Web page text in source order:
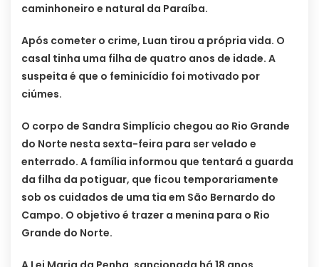
caminhoneiro e natural da Paraíba.
Após cometer o crime, Luan tirou a própria vida. O
casal tinha uma filha de quatro anos de idade. A
suspeita é que o feminicídio foi motivado por
ciúmes.
O corpo de Sandra Simplício chegou ao Rio Grande
do Norte nesta sexta-feira para ser velado e
enterrado. A família informou que tentará a guarda
da filha da potiguar, que ficou temporariamente
sob os cuidados de uma tia em São Bernardo do
Campo. O objetivo é trazer a menina para o Rio
Grande do Norte.